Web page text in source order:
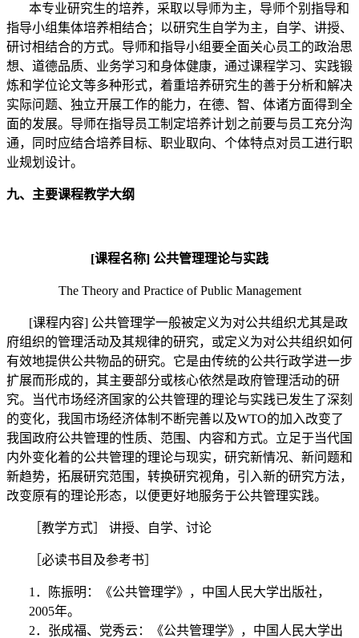
本专业研究生的培养，采取以导师为主，导师个别指导和
指导小组集体培养相结合；以研究生自学为主，自学、讲授、
研讨相结合的方式。导师和指导小组要全面关心员工的政治思
想、道德品质、业务学习和身体健康，通过课程学习、实践锻
炼和学位论文等多种形式，着重培养研究生的善于分析和解决
实际问题、独立开展工作的能力，在德、智、体诸方面得到全
面的发展。导师在指导员工制定培养计划之前要与员工充分沟
通，同时应结合培养目标、职业取向、个体特点对员工进行职
业规划设计。
九、主要课程教学大纲
[课程名称] 公共管理理论与实践
The Theory and Practice of Public Management
[课程内容] 公共管理学一般被定义为对公共组织尤其是政
府组织的管理活动及其规律的研究，或定义为对公共组织如何
有效地提供公共物品的研究。它是由传统的公共行政学进一步
扩展而形成的，其主要部分或核心依然是政府管理活动的研
究。当代市场经济国家的公共管理的理论与实践已发生了深刻
的变化，我国市场经济体制不断完善以及WTO的加入改变了
我国政府公共管理的性质、范围、内容和方式。立足于当代国
内外变化着的公共管理的理论与现实，研究新情况、新问题和
新趋势，拓展研究范围，转换研究视角，引入新的研究方法，
改变原有的理论形态，以便更好地服务于公共管理实践。
教学方式 讲授、自学、讨论
必读书目及参考书
1 ．陈振明：《公共管理学》，中国人民大学出版社，
2005年。
2．张成福、党秀云：《公共管理学》，中国人民大学出